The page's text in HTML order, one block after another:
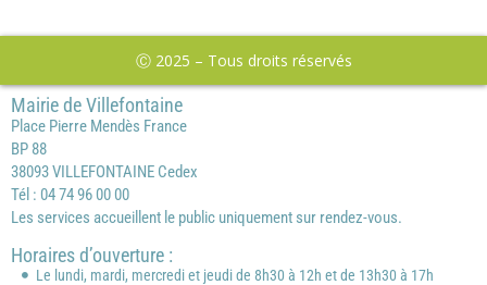
Ⓒ 2025 – Tous droits réservés
Mairie de Villefontaine
Place Pierre Mendès France
BP 88
38093 VILLEFONTAINE Cedex
Tél : 04 74 96 00 00
Les services accueillent le public uniquement sur rendez-vous.
Horaires d’ouverture :
Le lundi, mardi, mercredi et jeudi de 8h30 à 12h et de 13h30 à 17h